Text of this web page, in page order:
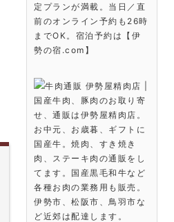
定プランが満載。当日／直
前のオンライン予約も26時
までOK。宿泊予約は【伊
勢の宿.com】
牛肉通販 伊勢屋精肉店 |
国産牛肉、豚肉のお取り寄
せ、通販は伊勢屋精肉店。
お中元、お歳暮、ギフトに
国産牛。焼肉、すき焼き
肉、ステーキ肉の通販をし
てます。国産黒毛和牛など
各種お肉の業務用も販売。
伊勢市、松阪市、鳥羽市な
ど近郊は配達します。